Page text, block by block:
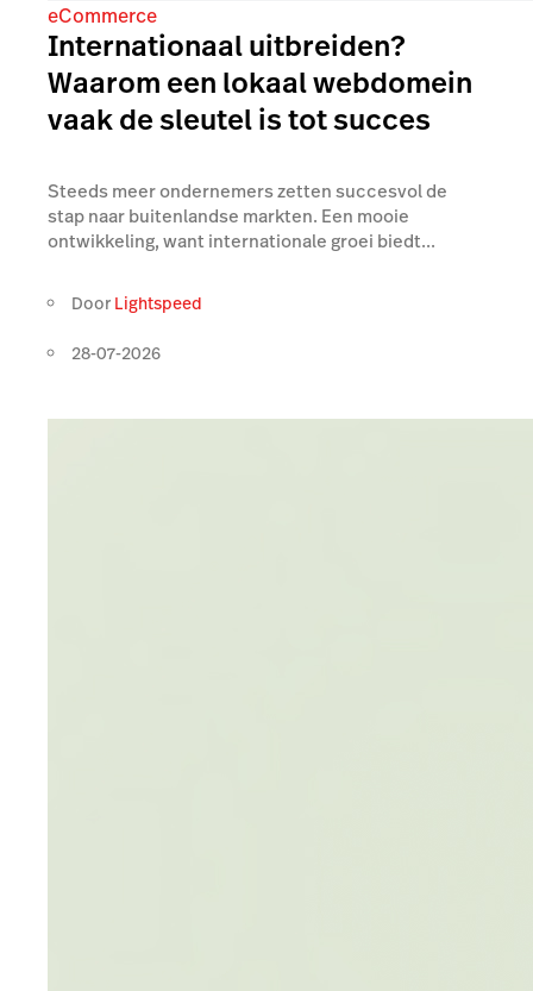
eCommerce
Internationaal uitbreiden?
Waarom een lokaal webdomein
vaak de sleutel is tot succes
Steeds meer ondernemers zetten succesvol de
stap naar buitenlandse markten. Een mooie
ontwikkeling, want internationale groei biedt...
Door Lightspeed
28-07-2026